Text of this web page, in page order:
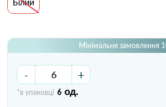
Білий
Мінімальне замовлення
- +
*в упаковці 6 од.